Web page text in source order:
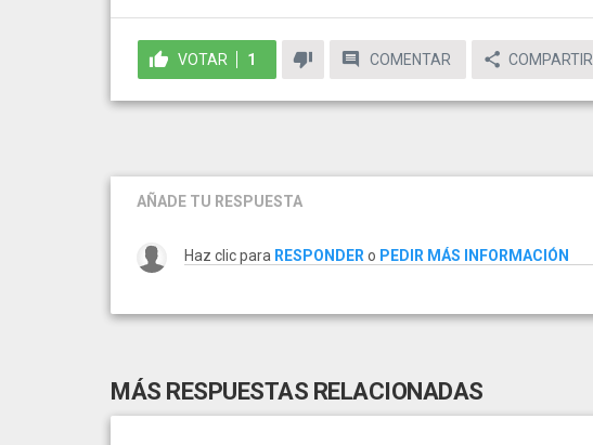
VOTAR 1 COMENTAR COMPARTIR
AÑADE TU RESPUESTA
Haz clic para RESPONDER o PEDIR MÁS INFORMACIÓN
MÁS RESPUESTAS RELACIONADAS